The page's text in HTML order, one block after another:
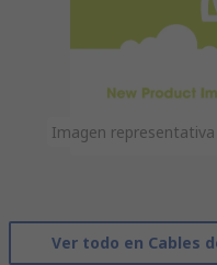
Imagen
Ver todo en Cables